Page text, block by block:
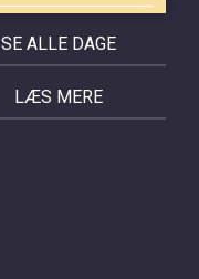
SE ALLE DAGE
LÆS MERE